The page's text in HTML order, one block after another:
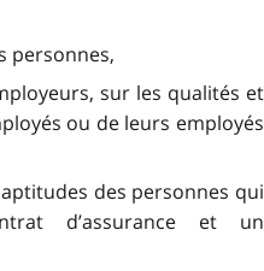
personnes,
sur les qualités et
ou de leurs employés
des personnes qui
d’assurance et un